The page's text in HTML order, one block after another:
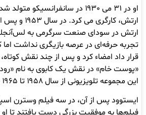
او در ۳۱ می ۱۹۳۰ در سانفرانسیکو
ارتش، کارگری
ارتش در سودای صنعت سرگرمی به
تجربه حرفه‌ای در عرصه بازیگری نداشت اما
قرار داد امضاء کرد و پس از چند نقش
«پوست خام» در نقش یک کابوی به نام
این مجموعه تلویزیونی از سال ۱۹۵۸ تا ۱۹۶۵ به روی آنتن رفت.
ایستوود پس از آن، در سه فیلم وسترن
فیلم‌ها به موفقیت بزرگی دست یافتند تا